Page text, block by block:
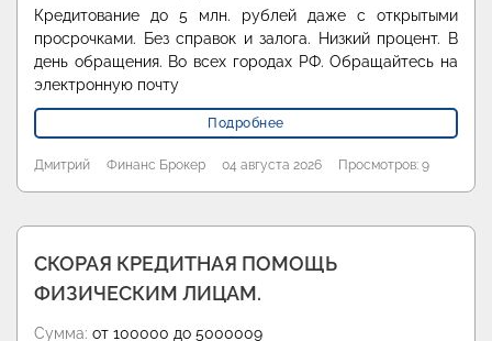
Кредитование до 5 млн. рублей даже с открытыми
просрочками. Без справок и залога. Низкий процент. В
день обращения. Во всех городах РФ. Обращайтесь на
электронную почту
Подробнее
Дмитрий Финанс Брокер 04 августа 2026 Просмотров: 9
СКОРАЯ КРЕДИТНАЯ ПОМОЩЬ
ФИЗИЧЕСКИМ ЛИЦАМ.
Сумма: от 100000 до 5000009